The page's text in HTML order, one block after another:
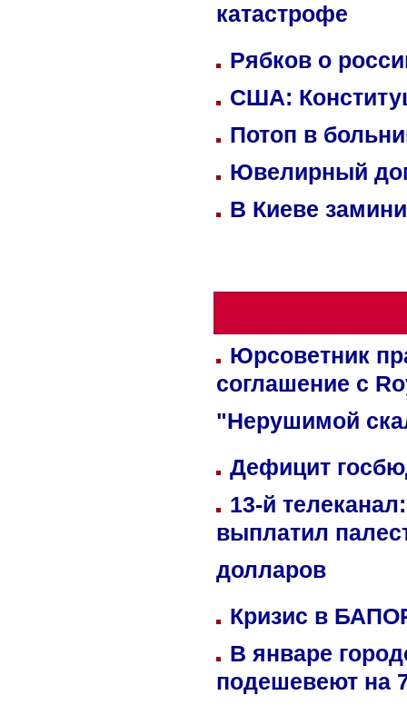
катастрофе
Рябков о
США:
Потоп в
Ювелирный
В Киеве
Юрсоветник
соглашение с
"Нерушимой
Дефицит
13-й
выплатил
долларов
Кризис в
В январе
подешевеют на